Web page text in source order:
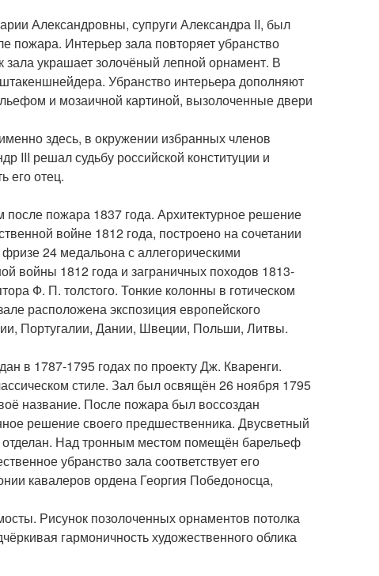
Александровны, супруги Александра II, был
пожара. Интерьер зала повторяет убранство
зала украшает золочёный лепной орнамент. В
Убранство интерьера дополняют
и мозаичной картиной, вызолоченные двери
здесь, в окружении избранных членов
III решал судьбу российской конституции и
его отец.
пожара 1837 года. Архитектурное решение
войне 1812 года, построено на сочетании
24 медальона с аллегорическими
войны 1812 года и заграничных походов 1813-
Ф. П. толстого. Тонкие колонны в готическом
расположена экспозиция европейского
Португалии, Дании, Швеции, Польши, Литвы.
в 1787-1795 годах по проекту Дж. Кваренги.
стиле. Зал был освящён 26 ноября 1795
название. После пожара был воссоздан
решение своего предшественника. Двусветный
Над тронным местом помещён барельеф
убранство зала соответствует его
кавалеров ордена Георгия Победоносца,
Рисунок позолоченных орнаментов потолка
гармоничность художественного облика